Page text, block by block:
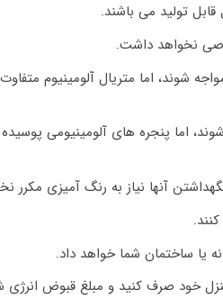
تولید می باشند.
نخواهد داشت.
شوند، اما متریال آلومینیوم
اما پنجره های آلومینیومی
آنها نیاز به رنگ آمیزی مکرر
یا ساختمان شما خواهد داد.
خود صرف کنید و مبلغ قبوض انرژی